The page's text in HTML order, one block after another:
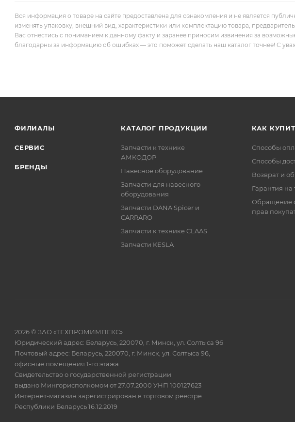
Вся информация о товаре на сайте предоставлена для ознакомления и не является
изменять упаковку, внешний вид, характеристики или комплектацию товара,
Вас отнестись с пониманием к данному факту и заранее приносим извинения за
благодарны за информацию об ошибках — это поможет сделать наш каталог точнее! С
ФИЛИАЛЫ
СЕРВИС
БРЕНДЫ
КАТАЛОГ ПРОДУКЦИИ
Запчасти к технике
АМКОДОР
Навесное оборудование
Запчасти для навесного
оборудования
Запчасти DANA Spicer и
CARRARO
Запчасти к технике CLAAS
Запчасти KESLA
КАК
Способы
Способы
Возврат и
Гарантия на
Обращение
прав
2026 © ЗАО «ТЕХПРОМИМПЕКС»
Юридический адрес: Беларусь, 220070, г. Минск, ул. Солтыса 96
Почтовый адрес: Беларусь, 220070, г. Минск, ул. Солтыса 96,
офисные помещения 1-го этажа
Свидетельство о государственной регистрации
выдано Мингорисполкомом от 27.07.2000 УНП 100127623
Интернет-магазин зарегистрирован в торговом реестре
Республики Беларусь 16.12.2019